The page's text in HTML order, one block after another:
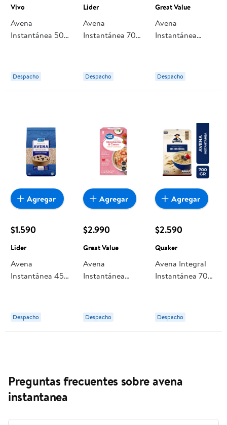
Vivo
Avena
Instantánea 500
Despacho
Lider
Avena
Instantánea 700
Despacho
Great Value
Avena
Instantánea
Despacho
$1.590
Lider
Avena
Instantánea 450
Despacho
Agregar
$2.990
Great Value
Avena
Instantánea
Value
Despacho
Agregar
$2.590
Quaker
Avena Integral
Instantánea 700
Despacho
Agregar
Preguntas frecuentes sobre avena
instantanea